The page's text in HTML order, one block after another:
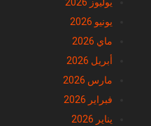
يونيو 2026
ماي 2026
أبريل 2026
مارس 2026
فبراير 2026
يناير 2026